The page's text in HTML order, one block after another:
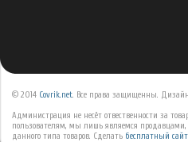
© 2014 Covrik.net. Все права защищенны.
Администрация не несёт отвественности за
пользователям, мы лишь являемся
данного типа товаров. Сделать бесплатный сайт